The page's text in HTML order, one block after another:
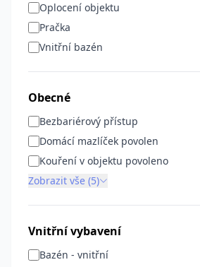
Oplocení objektu
Pračka
Vnitřní bazén
Obecné
Bezbariérový přístup
Domácí mazlíček povolen
Kouření v objektu povoleno
Zobrazit vše (5)
Vnitřní vybavení
Bazén - vnitřní